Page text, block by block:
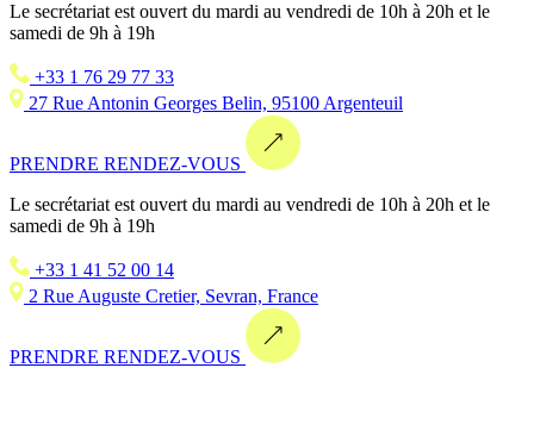
Le secrétariat est ouvert du mardi au vendredi de 10h à 20h et le
samedi de 9h à 19h
+33 1 76 29 77 33
27 Rue Antonin Georges Belin, 95100 Argenteuil
PRENDRE RENDEZ-VOUS
Le secrétariat est ouvert du mardi au vendredi de 10h à 20h et le
samedi de 9h à 19h
+33 1 41 52 00 14
2 Rue Auguste Cretier, Sevran, France
PRENDRE RENDEZ-VOUS